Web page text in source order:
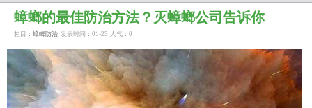
蟑螂的最佳防治方法？灭蟑螂公司告诉你
栏目： 蟑螂防治 发表时间：01-23 人气： 0